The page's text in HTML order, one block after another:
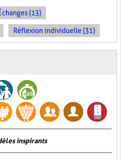
(13)
Réflexion individuelle (31)
inspirants